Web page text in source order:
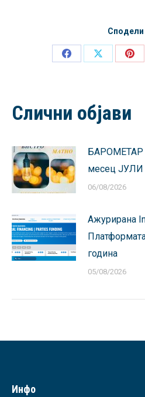
Сподели
Share
Share
Слични објави
месец ЈУЛИ
06/08/2026
Ажурирана
година
05/08/2026
Инфо